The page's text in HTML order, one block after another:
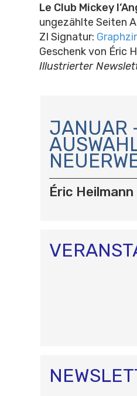
Le Club Mickey
ungezählte Seiten
ZI Signatur:
Geschenk von Éric
Illustrierter
A
V
I
G
A
T
I
JANUAR
Éric